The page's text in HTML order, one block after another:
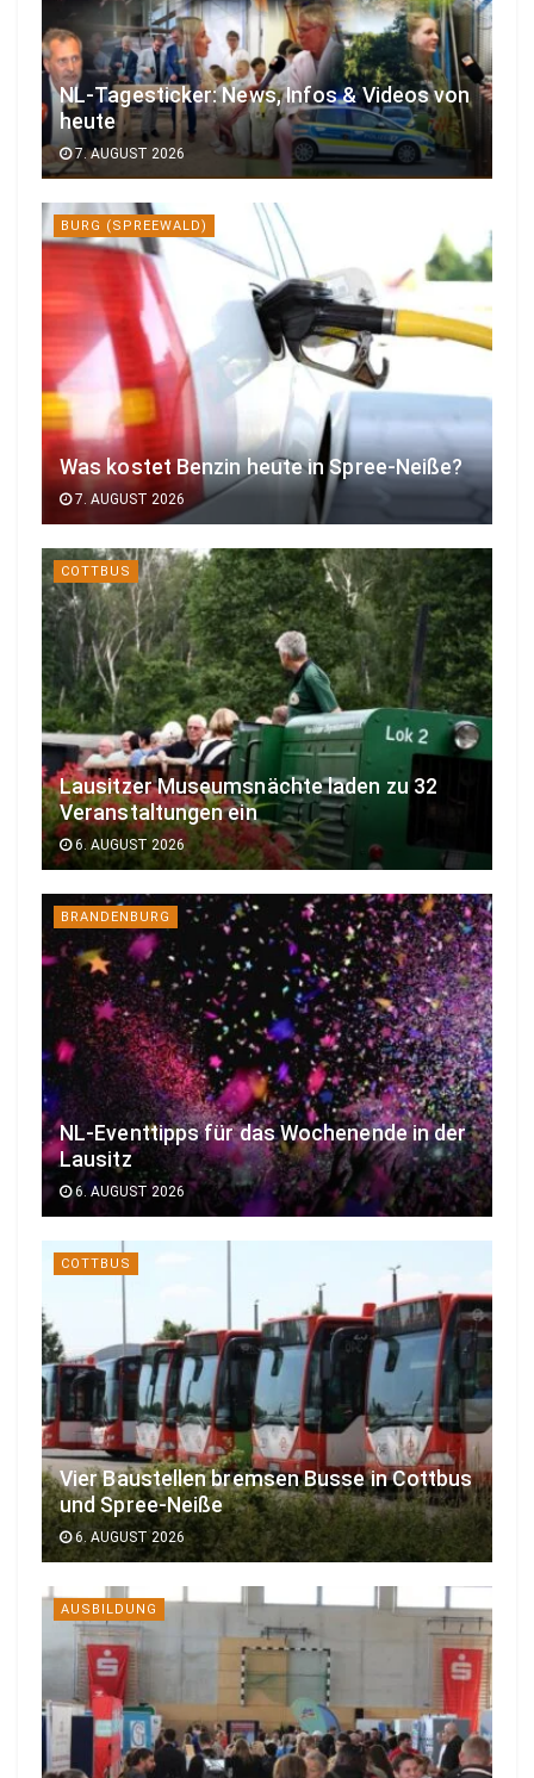
NL-Tagesticker: News, Infos & Videos von
heute
7. AUGUST 2026
BURG (SPREEWALD)
Was kostet Benzin heute in Spree-Neiße?
7. AUGUST 2026
COTTBUS
Lausitzer Museumsnächte laden zu 32
Veranstaltungen ein
6. AUGUST 2026
BRANDENBURG
NL-Eventtipps für das Wochenende in der
Lausitz
6. AUGUST 2026
COTTBUS
Vier Baustellen bremsen Busse in Cottbus
und Spree-Neiße
6. AUGUST 2026
AUSBILDUNG